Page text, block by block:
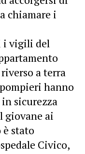
chiamare i
i vigili del
a terra
hanno
in sicurezza
giovane ai
stato
Civico,